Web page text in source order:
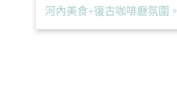
河內美食+復古咖啡廳氛圍。